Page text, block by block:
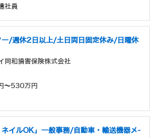
社員
ー/週休2日以上/土日両日固定休み/日曜休
同和損害保険株式会社
～530万円
ネイルOK」一般事務/自動車・輸送機器メ-